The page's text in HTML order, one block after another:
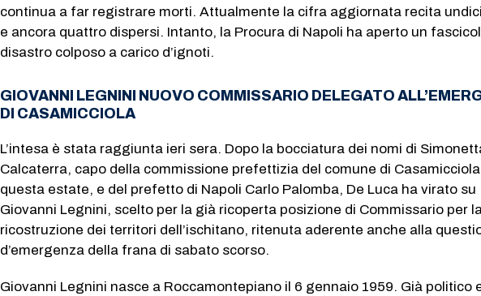
continua a far registrare morti. Attualmente la cifra aggiornata recita
e ancora quattro dispersi. Intanto, la Procura di Napoli ha aperto un
disastro colposo a carico d’ignoti.
GIOVANNI LEGNINI NUOVO COMMISSARIO DELEGATO
DI CASAMICCIOLA
L’intesa è stata raggiunta ieri sera. Dopo la bocciatura dei nomi di
Calcaterra, capo della commissione prefettizia del comune di
questa estate, e del prefetto di Napoli Carlo Palomba, De Luca ha virato su
Giovanni Legnini, scelto per la già ricoperta posizione di Commissario per
ricostruzione dei territori dell’ischitano, ritenuta aderente anche alla
d’emergenza della frana di sabato scorso.
Giovanni Legnini nasce a Roccamontepiano il 6 gennaio 1959. Già politico